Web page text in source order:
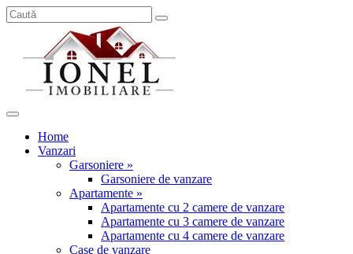
Home
Vanzari
Garsoniere »
Garsoniere de vanzare
Apartamente »
Apartamente cu 2 camere de vanzare
Apartamente cu 3 camere de vanzare
Apartamente cu 4 camere de vanzare
Case de vanzare